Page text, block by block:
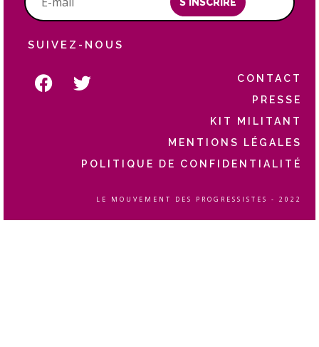
SUIVEZ-NOUS
CONTACT
PRESSE
KIT MILITANT
MENTIONS LÉGALES
POLITIQUE DE CONFIDENTIALITÉ
LE MOUVEMENT DES PROGRESSISTES - 2022